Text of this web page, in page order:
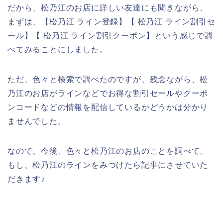
だから、松乃江のお店に詳しい友達にも聞きながら、
まずは、【松乃江 ライン登録】【 松乃江 ライン割引セ
ール】【 松乃江 ライン割引クーポン】という感じで調
べてみることにしました。
ただ、色々と検索で調べたのですが、残念ながら、松
乃江のお店がラインなどでお得な割引セールやクーポ
ンコードなどの情報を配信しているかどうかは分かり
ませんでした。
なので、今後、色々と松乃江のお店のことを調べて、
もし、松乃江のラインをみつけたら記事にさせていた
だきます♪